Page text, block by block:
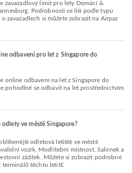
Podrobnosti se liší podle typu
zavazadlech si můžete zobrazit na Airpaz
odbavení pro let z Singapore do
pohodlně se odbavit na let prostřednictvím
ve městě Singapore?
odletová letiště ve městě
vozík, Modlitební místnost, Salonek a
zážitek. Můžete si zobrazit podrobné
terminálů těchto letišť.